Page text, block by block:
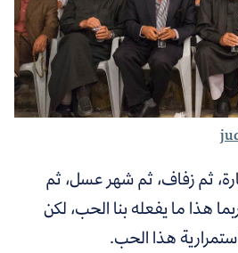
ثم زفاف، ثم شهر عسل، ثم
هذا ما يفعله بنا الحب، لكن
هذا الحب.